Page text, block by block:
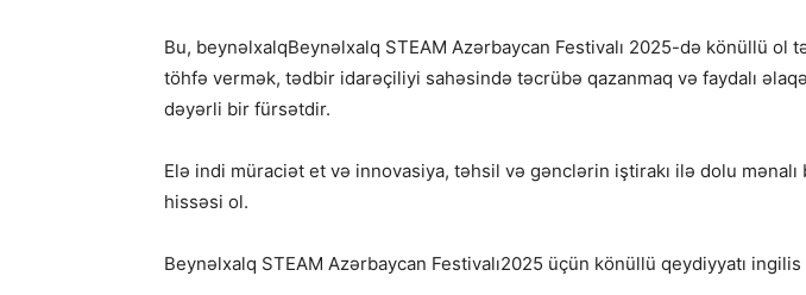
Bu, beynəlxalqBeynəlxalq STEAM Azərbaycan Festivalı 2025-də könüllü ol
töhfə vermək, tədbir idarəçiliyi sahəsində təcrübə qazanmaq və faydalı
dəyərli bir fürsətdir.
Elə indi müraciət et və innovasiya, təhsil və gənclərin iştirakı ilə dolu
hissəsi ol.
Beynəlxalq STEAM Azərbaycan Festivalı2025 üçün könüllü qeydiyyatı ingilis